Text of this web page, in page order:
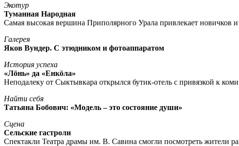
Экотур
Туманная Народная
Самая высокая вершина Приполярного Урала привлекает новичков
Галерея
Яков Вундер. С этюдником и фотоаппаратом
История успеха
«Лöнь» да «Енкöла»
Неподалеку от Сыктывкара открылся бутик-отель с привязкой к коми
Найти себя
Татьяна Бобович: «Модель – это состояние души»
Сцена
Сельские гастроли
Спектакли Театра драмы им. В. Савина смогли посмотреть жители